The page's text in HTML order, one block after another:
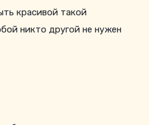
красивой такой
никто другой не нужен